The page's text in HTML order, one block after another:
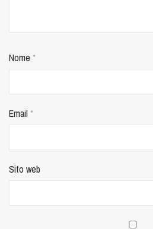
Nome *
Email *
Sito web